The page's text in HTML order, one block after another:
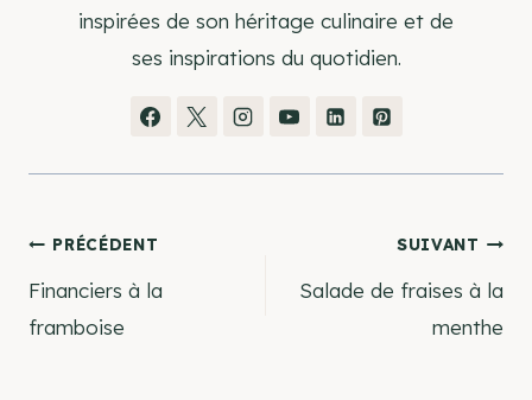
inspirées de son héritage culinaire et de
ses inspirations du quotidien.
Navigation
de
PRÉCÉDENT
Financiers à la
framboise
SUIVANT
Salade de fraises à la
menthe